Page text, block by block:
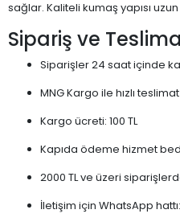
sağlar. Kaliteli kumaş yapısı
Sipariş ve
Siparişler 24 saat içinde
MNG Kargo ile hızlı
Kargo ücreti: 100 TL
Kapıda ödeme hizmet
2000 TL ve üzeri
İletişim için WhatsApp